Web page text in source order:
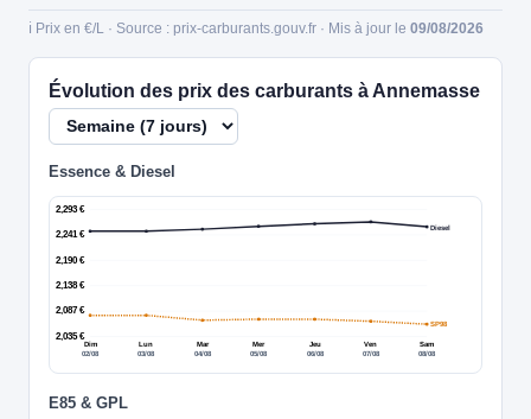
ℹ️ Prix en €/L · Source : prix-carburants.gouv.fr · Mis à jour le 09/08/2026
Évolution des prix des carburants à Annemasse
Essence & Diesel
2,035 €
2,087 €
2,138 €
2,190 €
2,241 €
2,293 €
Dim
02/08
Lun
03/08
Mar
04/08
Mer
05/08
Jeu
06/08
Ven
07/08
Sam
08/08
Diesel
SP98
E85 & GPL